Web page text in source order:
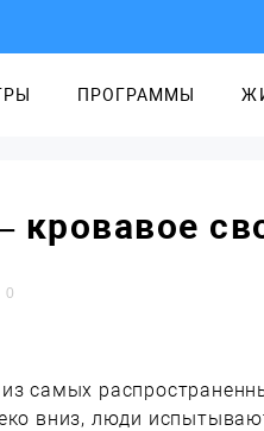
ПРОГРАММЫ
кровавое
0
самых
вниз, люди